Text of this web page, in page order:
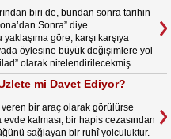
biri de, bundan sonra tarihin
Sonra” diye
göre, karşı karşıya
öylesine büyük değişimlere yol
olarak nitelendirilecekmiş.
mi Davet Ediyor?
bir araç olarak görülürse
kalması, bir hapis cezasından
sağlayan bir ruhî yolculuktur.